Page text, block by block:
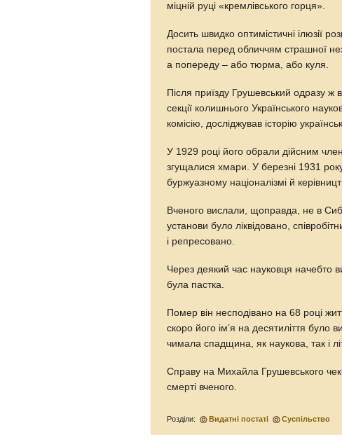
міцній руці «кремлівського горця».
Досить швидко оптимістичні ілюзії
постала перед обличчям страшної
а попереду – або тюрма, або куля.
Після приїзду Грушевський одразу ж
секції колишнього Українського
комісію, досліджував історію
У 1929 році його обрали дійсним
згущалися хмари. У березні 1931
буржуазному націоналізмі й
Вченого вислали, щоправда, не в
установи було ліквідовано,
і репресовано.
Через деякий час науковця начебто
була пастка.
Помер він несподівано на 68 році
скоро його ім’я на десятиліття було
чимала спадщина, як наукова, так і
Справу на Михайла Грушевського
смерті вченого.
Розділи: Видатні постаті Суспільство